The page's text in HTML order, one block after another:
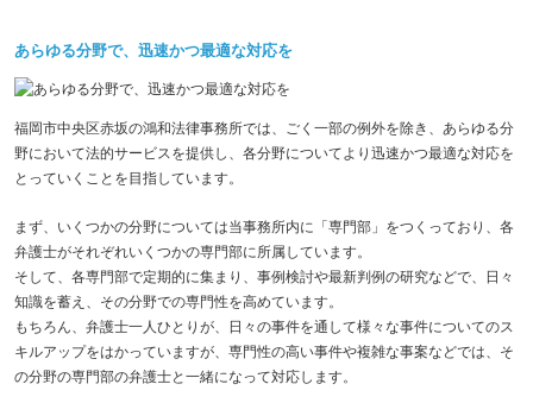
あらゆる分野で、迅速かつ最適な対応を
福岡市中央区赤坂の鴻和法律事務所では、ごく一部の例外を除き、あらゆる分
野において法的サービスを提供し、各分野についてより迅速かつ最適な対応を
とっていくことを目指しています。
まず、いくつかの分野については当事務所内に「専門部」をつくっており、各
弁護士がそれぞれいくつかの専門部に所属しています。
そして、各専門部で定期的に集まり、事例検討や最新判例の研究などで、日々
知識を蓄え、その分野での専門性を高めています。
もちろん、弁護士一人ひとりが、日々の事件を通して様々な事件についてのス
キルアップをはかっていますが、専門性の高い事件や複雑な事案などでは、そ
の分野の専門部の弁護士と一緒になって対応します。